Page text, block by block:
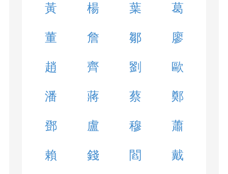
黃 楊 葉 葛
董 詹 鄒 廖
趙 齊 劉 歐
潘 蔣 蔡 鄭
鄧 盧 穆 蕭
賴 錢 閻 戴